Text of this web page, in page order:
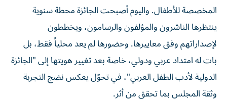
المخصصة للأطفال. واليوم أصبحت الجائزة محطة سنوية
ينتظرها الناشرون والمؤلفون والرسامون، ويخططون
لإصداراتهم وفق معاييرها. وحضورها لم يعد محلياً فقط، بل
بات له امتداد عربي ودولي، خاصة بعد تغيير هويتها إلى "الجائزة
الدولية لأدب الطفل العربي"، في تحوّل يعكس نضج التجربة
وثقة المجلس بما تحقق من أثر.